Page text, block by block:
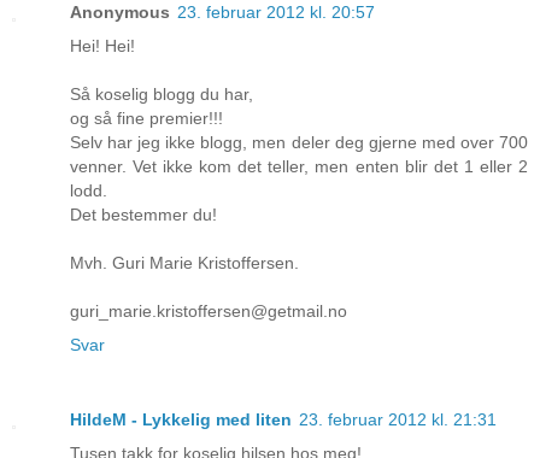
Anonymous 23. februar 2012 kl. 20:57
Hei! Hei!
Så koselig blogg du har,
og så fine premier!!!
Selv har jeg ikke blogg, men deler deg gjerne med over 700
venner. Vet ikke kom det teller, men enten blir det 1 eller 2
lodd.
Det bestemmer du!
Mvh. Guri Marie Kristoffersen.
guri_marie.kristoffersen@getmail.no
Svar
HildeM - Lykkelig med liten 23. februar 2012 kl. 21:31
Tusen takk for koselig hilsen hos meg!